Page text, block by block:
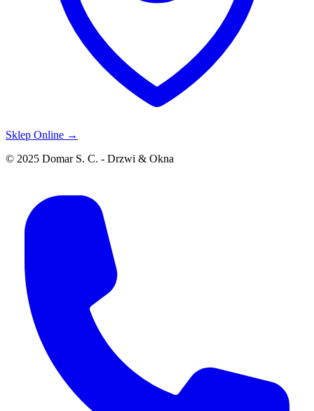
Sklep Online →
© 2025 Domar S. C. - Drzwi & Okna